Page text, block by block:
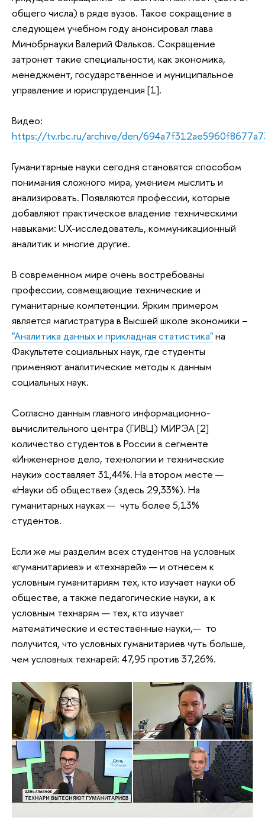
общего числа) в ряде вузов. Такое сокращение в
следующем учебном году анонсировал глава
Минобрнауки Валерий Фальков. Сокращение
затронет такие специальности, как экономика,
менеджмент, государственное и муниципальное
управление и юриспруденция [1].
Видео:
https://tv.rbc.ru/archive/den/
Гуманитарные науки сегодня становятся способом
понимания сложного мира, умением мыслить и
анализировать. Появляются профессии, которые
добавляют практическое владение техническими
навыками: UX-исследователь, коммуникационный
аналитик и многие другие.
В современном мире очень востребованы
профессии, совмещающие технические и
гуманитарные компетенции. Ярким примером
является магистратура в Высшей школе экономики –
"Аналитика данных и прикладная статистика"на
Факультете социальных наук, где студенты
применяют аналитические методы к данным
социальных наук.
Согласно данным главного информационно-
вычислительного центра (ГИВЦ) МИРЭА [2]
количество студентов в России в сегменте
«Инженерное дело, технологии и технические
науки» составляет 31,44%. На втором месте —
«Науки об обществе» (здесь 29,33%). На
гуманитарных науках — чуть более 5,13%
студентов.
Если же мы разделим всех студентов на условных
«гуманитариев» и «технарей» — и отнесем к
условным гуманитариям тех, кто изучает науки об
обществе, а также педагогические науки, а к
условным технарям — тех, кто изучает
математические и естественные науки,— то
получится, что условных гуманитариев чуть больше,
чем условных технарей: 47,95 против 37,26%.